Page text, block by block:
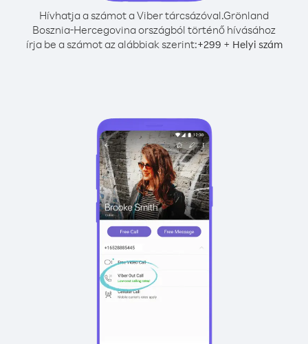
Hívhatja a számot a Viber tárcsázóval.Grönland
Bosznia-Hercegovina országból történő hívásához
írja be a számot az alábbiak szerint:+299 + Helyi szám